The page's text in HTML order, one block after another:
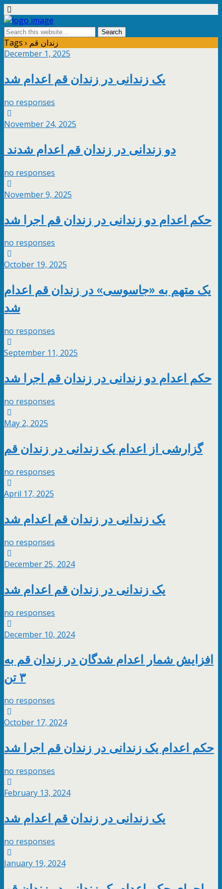
Tags › زندان قم
December 1, 2025
یک زندانی در زندان قم اعدام شد
no responses
November 24, 2025
دو زندانی در زندان قم اعدام شدند
no responses
November 9, 2025
حکم اعدام دو زندانی در زندان قم اجرا شد
no responses
October 19, 2025
یک متهم به «جاسوسی» در زندان قم اعدام
شد
no responses
September 11, 2025
حکم اعدام دو زندانی در زندان قم اجرا شد
no responses
May 2, 2025
گزارشی از اعدام یک زندانی در زندان قم
no responses
April 17, 2025
یک زندانی در زندان قم اعدام شد
no responses
December 25, 2024
یک زندانی در زندان قم اعدام شد
no responses
December 10, 2024
افزایش شمار اعدام شدگان در زندان قم به
۳ تن
no responses
October 17, 2024
حکم اعدام یک زندانی در زندان قم اجرا شد
no responses
February 13, 2024
یک زندانی در زندان قم اعدام شد
no responses
January 19, 2024